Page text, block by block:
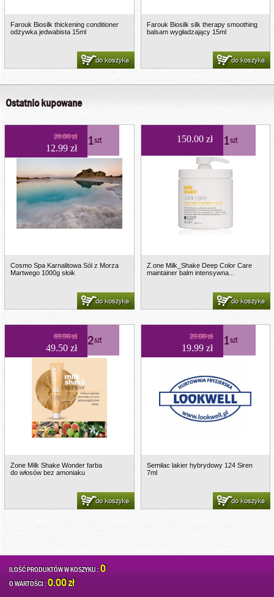
Farouk Biosilk thickening conditioner
odżywka jedwabista 15ml
do koszyka
Farouk Biosilk silk therapy smoothing
balsam wygładzający 15ml
do koszyka
Ostatnio kupowane
26.00 zł
12.99 zł 1szt
Cosmo Spa Karnalitowa Sól z Morza
Martwego 1000g słoik
do koszyka
150.00 zł 1szt
Z.one Milk_Shake Deep Color Care
maintainer balm intensywna...
do koszyka
69.90 zł
49.50 zł 2szt
Zone Milk Shake Wonder farba
do włosów bez amoniaku
do koszyka
29.00 zł
19.99 zł 1szt
Semilac lakier hybrydowy 124 Siren
7ml
do koszyka
ILOŚĆ PRODUKTÓW W KOSZYKU :0
O WARTOŚCI :0.00 zł